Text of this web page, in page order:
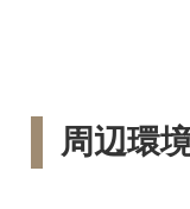
周辺環